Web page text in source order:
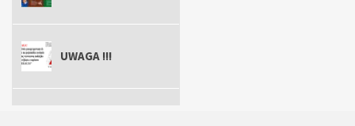
UWAGA !!!